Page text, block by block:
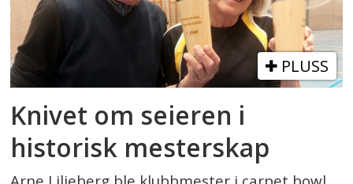
PLUSS
Knivet om seieren i
historisk mesterskap